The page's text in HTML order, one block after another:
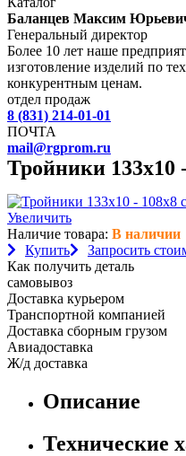
Баланцев Максим
Генеральный директор
Более 10 лет наше
изготовление изделий по
конкурентным ценам.
отдел продаж
8 (831) 214-01-01
ПОЧТА
mail@rgprom.ru
Тройники 133х10
Увеличить
Наличие товара: В наличии
Купить
Запросить
Как получить деталь
самовывоз
Доставка курьером
Транспортной компанией
Доставка сборным грузом
Авиадоставка
Ж/д доставка
Описание
Технические